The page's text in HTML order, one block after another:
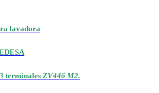
lavadora
terminales ZV446 M2.